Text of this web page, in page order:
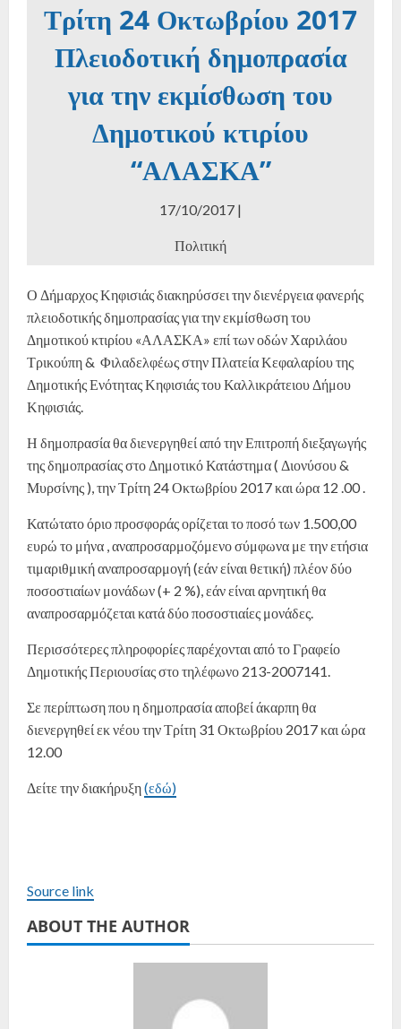
Τρίτη 24 Οκτωβρίου 2017
Πλειοδοτική δημοπρασία
για την εκμίσθωση του
Δημοτικού κτιρίου
“ΑΛΑΣΚΑ”
17/10/2017 |
Πολιτική
Ο Δήμαρχος Κηφισιάς διακηρύσσει την διενέργεια φανερής
πλειοδοτικής δημοπρασίας για την εκμίσθωση του
Δημοτικού κτιρίου «ΑΛΑΣΚΑ» επί των οδών Χαριλάου
Τρικούπη & Φιλαδελφέως στην Πλατεία Κεφαλαρίου της
Δημοτικής Ενότητας Κηφισιάς του Καλλικράτειου Δήμου
Κηφισιάς.
Η δημοπρασία θα διενεργηθεί από την Επιτροπή διεξαγωγής
της δημοπρασίας στο Δημοτικό Κατάστημα ( Διονύσου &
Μυρσίνης ), την Τρίτη 24 Οκτωβρίου 2017 και ώρα 12 .00 .
Κατώτατο όριο προσφοράς ορίζεται το ποσό των 1.500,00
ευρώ το μήνα , αναπροσαρμοζόμενο σύμφωνα με την ετήσια
τιμαριθμική αναπροσαρμογή (εάν είναι θετική) πλέον δύο
ποσοστιαίων μονάδων (+ 2 %), εάν είναι αρνητική θα
αναπροσαρμόζεται κατά δύο ποσοστιαίες μονάδες.
Περισσότερες πληροφορίες παρέχονται από το Γραφείο
Δημοτικής Περιουσίας στο τηλέφωνο 213-2007141.
Σε περίπτωση που η δημοπρασία αποβεί άκαρπη θα
διενεργηθεί εκ νέου την Τρίτη 31 Οκτωβρίου 2017 και ώρα
12.00
Δείτε την διακήρυξη(εδώ)
Source link
ABOUT THE AUTHOR